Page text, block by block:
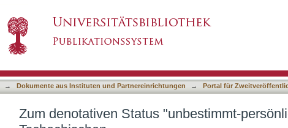
→ Dokumente aus Instituten und Partnereinrichtungen →
Portal für
Zum denotativen Status "unbestimmt-